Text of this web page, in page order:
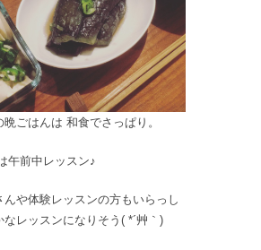
ごはんは 和食でさっぱり。
午前中レッスン♪
んや体験レッスンの方もいらっし
なレッスンになりそう( *´艸｀)